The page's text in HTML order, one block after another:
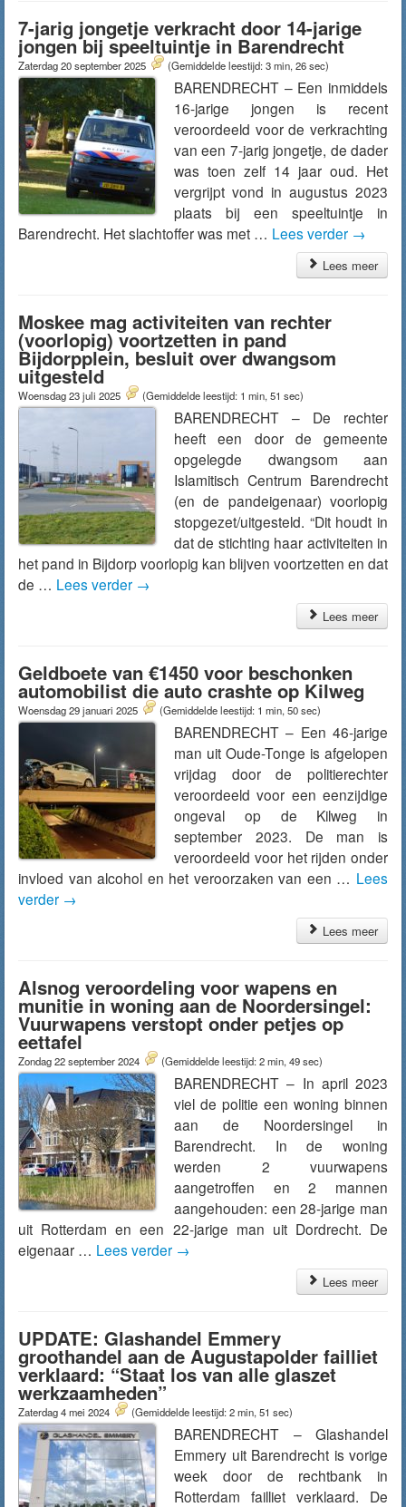
7-jarig jongetje verkracht door 14-jarige
jongen bij speeltuintje in Barendrecht
Zaterdag 20 september 2025 (Gemiddelde leestijd: 3 min, 26 sec)
BARENDRECHT – Een inmiddels
16-jarige jongen is recent
veroordeeld voor de verkrachting
van een 7-jarig jongetje, de dader
was toen zelf 14 jaar oud. Het
vergrijpt vond in augustus 2023
plaats bij een speeltuintje in
Barendrecht. Het slachtoffer was met … Lees verder →
Lees meer
Moskee mag activiteiten van rechter
(voorlopig) voortzetten in pand
Bijdorpplein, besluit over dwangsom
uitgesteld
Woensdag 23 juli 2025 (Gemiddelde leestijd: 1 min, 51 sec)
BARENDRECHT – De rechter
heeft een door de gemeente
opgelegde dwangsom aan
Islamitisch Centrum Barendrecht
(en de pandeigenaar) voorlopig
stopgezet/uitgesteld. “Dit houdt in
dat de stichting haar activiteiten in
het pand in Bijdorp voorlopig kan blijven voortzetten en dat
de … Lees verder →
Lees meer
Geldboete van €1450 voor beschonken
automobilist die auto crashte op Kilweg
Woensdag 29 januari 2025 (Gemiddelde leestijd: 1 min, 50 sec)
BARENDRECHT – Een 46-jarige
man uit Oude-Tonge is afgelopen
vrijdag door de politierechter
veroordeeld voor een eenzijdige
ongeval op de Kilweg in
september 2023. De man is
veroordeeld voor het rijden onder
invloed van alcohol en het veroorzaken van een … Lees
verder →
Lees meer
Alsnog veroordeling voor wapens en
munitie in woning aan de Noordersingel:
Vuurwapens verstopt onder petjes op
eettafel
Zondag 22 september 2024 (Gemiddelde leestijd: 2 min, 49 sec)
BARENDRECHT – In april 2023
viel de politie een woning binnen
aan de Noordersingel in
Barendrecht. In de woning
werden 2 vuurwapens
aangetroffen en 2 mannen
aangehouden: een 28-jarige man
uit Rotterdam en een 22-jarige man uit Dordrecht. De
eigenaar … Lees verder →
Lees meer
UPDATE: Glashandel Emmery
groothandel aan de Augustapolder failliet
verklaard: “Staat los van alle glaszet
werkzaamheden”
Zaterdag 4 mei 2024 (Gemiddelde leestijd: 2 min, 51 sec)
BARENDRECHT – Glashandel
Emmery uit Barendrecht is vorige
week door de rechtbank in
Rotterdam failliet verklaard. De